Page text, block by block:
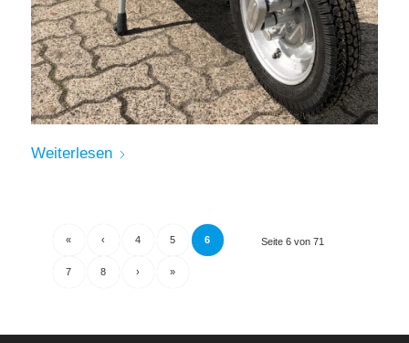
Weiterlesen
Seite 6 von 71
« ‹ 4 5 6
7 8 › »